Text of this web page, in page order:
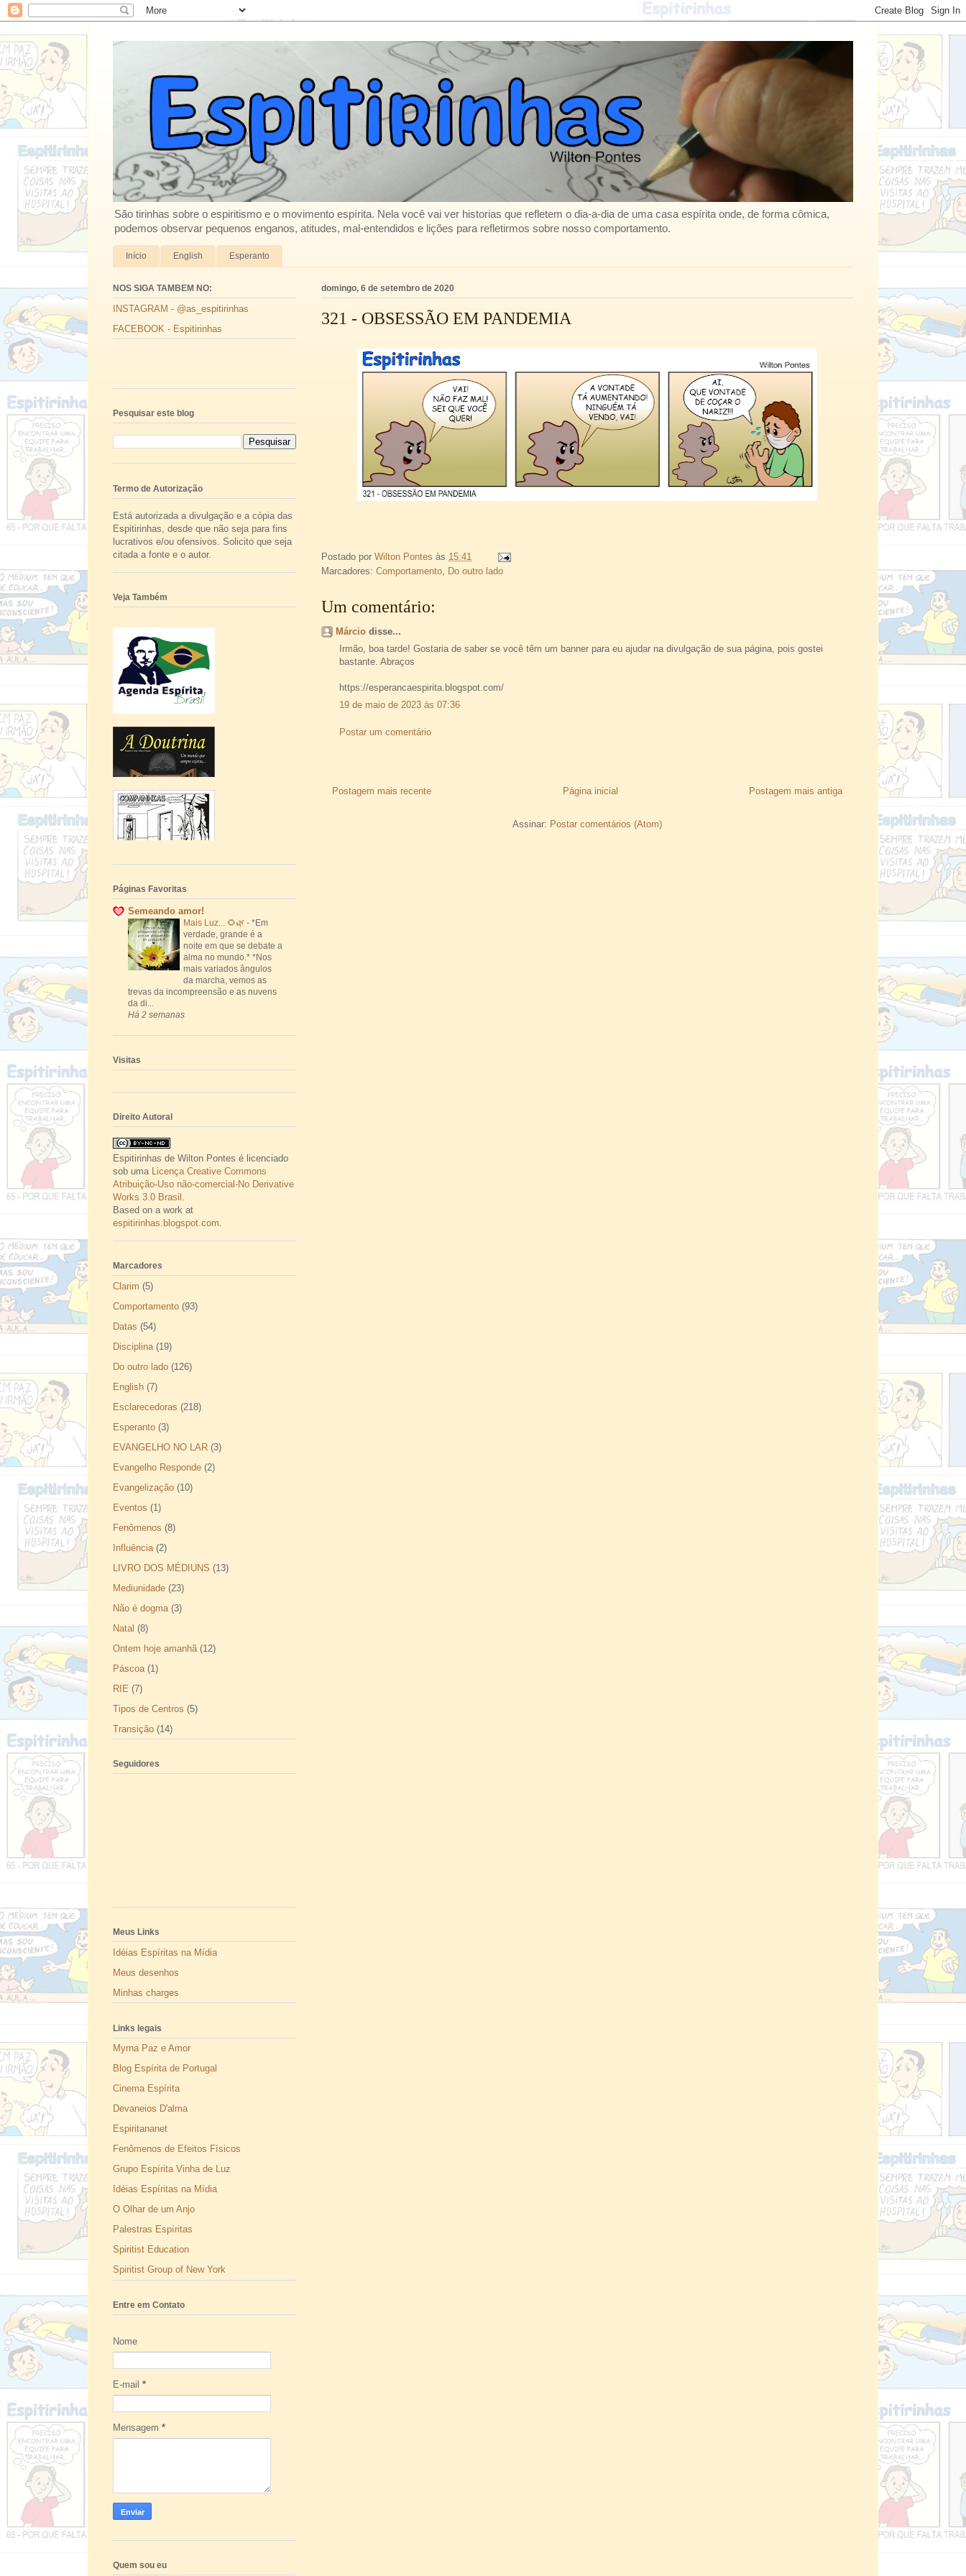
São tirinhas sobre o espiritismo e o movimento espírita. Nela você vai ver historias que refletem o dia-a-dia de uma casa espírita onde, de forma cômica,
podemos observar pequenos enganos, atitudes, mal-entendidos e lições para refletirmos sobre nosso comportamento.
Início English Esperanto
domingo, 6 de setembro de 2020
321 - OBSESSÃO EM PANDEMIA
Postado por Wilton Pontes às 15:41
Marcadores: Comportamento, Do outro lado
Um comentário:
Márcio disse...
Irmão, boa tarde! Gostaria de saber se você têm um banner para eu ajudar na divulgação de sua página, pois gostei
bastante. Abraços
https://esperancaespirita.blogspot.com/
19 de maio de 2023 às 07:36
Postar um comentário
Postagem mais recente Postagem mais antiga
Página inicial
Assinar: Postar comentários (Atom)
NOS SIGA TAMBEM NO:
INSTAGRAM - @as_espitirinhas
FACEBOOK - Espitirinhas
Pesquisar este blog
Termo de Autorização
Está autorizada a divulgação e a cópia das
Espitirinhas, desde que não seja para fins
lucrativos e/ou ofensivos. Solicito que seja
citada a fonte e o autor.
Veja Também
Páginas Favoritas
Semeando amor!
Mais Luz... 🌻🌿 - *Em
verdade, grande é a
noite em que se debate a
alma no mundo.* *Nos
mais variados ângulos
da marcha, vemos as
trevas da incompreensão e as nuvens
da di...
Há 2 semanas
Visitas
Direito Autoral
Espitirinhas de Wilton Pontes é licenciado
sob uma
Licença Creative Commons
Atribuição-Uso não-comercial-No Derivative
Works 3.0 Brasil
Based on a work at
espitirinhas.blogspot.com
Marcadores
Clarim (5)
Comportamento (93)
Datas (54)
Disciplina (19)
Do outro lado (126)
English (7)
Esclarecedoras (218)
Esperanto (3)
EVANGELHO NO LAR (3)
Evangelho Responde (2)
Evangelização (10)
Eventos (1)
Fenômenos (8)
Influência (2)
LIVRO DOS MÉDIUNS (13)
Mediunidade (23)
Não é dogma (3)
Natal (8)
Ontem hoje amanhã (12)
Páscoa (1)
RIE (7)
Tipos de Centros (5)
Transição (14)
Seguidores
Meus Links
Idéias Espíritas na Mídia
Meus desenhos
Minhas charges
Links legais
Myrna Paz e Amor
Blog Espírita de Portugal
Cinema Espírita
Devaneios D'alma
Espiritananet
Fenômenos de Efeitos Físicos
Grupo Espírita Vinha de Luz
Idéias Espíritas na Mídia
O Olhar de um Anjo
Palestras Espíritas
Spiritist Education
Spiritist Group of New York
Entre em Contato
Nome
E-mail *
Mensagem *
Quem sou eu